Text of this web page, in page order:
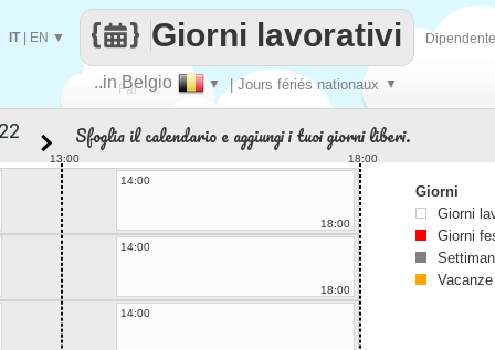
Fai
..in Belgio ▼ | Jours fériés nationaux ▼
Giorni lavorativi
IT| EN ▼
Sfoglia il calendario e aggiungi i tuoi giorni liberi.
13:00
18:00
14:00
18:00
14:00
18:00
14:00
Giorni
Giorni
Giorni
Vacanze